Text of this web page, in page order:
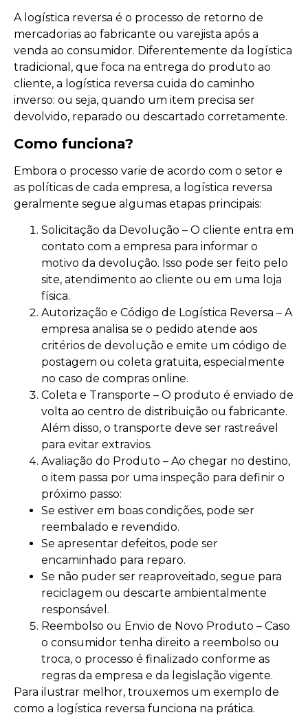
A logística reversa é o processo de retorno de
mercadorias ao fabricante ou varejista após a
venda ao consumidor. Diferentemente da logística
tradicional, que foca na entrega do produto ao
cliente, a logística reversa cuida do caminho
inverso: ou seja, quando um item precisa ser
devolvido, reparado ou descartado corretamente.
Como funciona?
Embora o processo varie de acordo com o setor e
as políticas de cada empresa, a logística reversa
geralmente segue algumas etapas principais:
Solicitação da Devolução – O cliente entra em
contato com a empresa para informar o
motivo da devolução. Isso pode ser feito pelo
site, atendimento ao cliente ou em uma loja
física.
Autorização e Código de Logística Reversa – A
empresa analisa se o pedido atende aos
critérios de devolução e emite um código de
postagem ou coleta gratuita, especialmente
no caso de compras online.
Coleta e Transporte – O produto é enviado de
volta ao centro de distribuição ou fabricante.
Além disso, o transporte deve ser rastreável
para evitar extravios.
Avaliação do Produto – Ao chegar no destino,
o item passa por uma inspeção para definir o
próximo passo:
Se estiver em boas condições, pode ser
reembalado e revendido.
Se apresentar defeitos, pode ser
encaminhado para reparo.
Se não puder ser reaproveitado, segue para
reciclagem ou descarte ambientalmente
responsável.
Reembolso ou Envio de Novo Produto – Caso
o consumidor tenha direito a reembolso ou
troca, o processo é finalizado conforme as
regras da empresa e da legislação vigente.
Para ilustrar melhor, trouxemos um exemplo de
como a logística reversa funciona na prática.